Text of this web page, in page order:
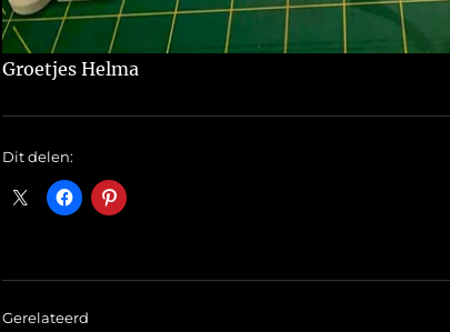
Groetjes Helma
Dit delen:
Gerelateerd